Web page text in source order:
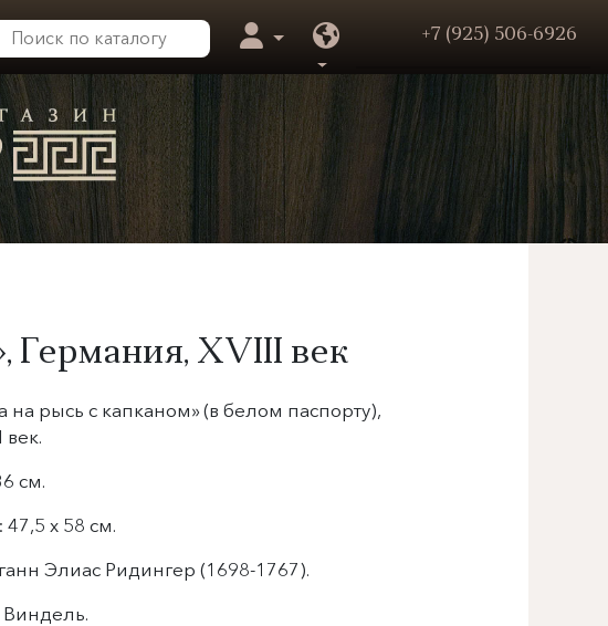
+7 (925) 506-6926
Германия, XVIII век
на рысь с капканом» (в белом паспорту),
век.
см.
х 58 см.
Элиас Ридингер (1698-1767).
Виндель.